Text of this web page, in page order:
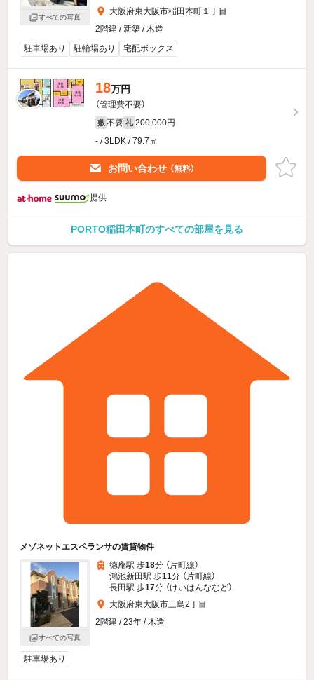
すべての写真
大阪府東大阪市稲田本町１丁目
2階建 / 新築 / 木造
駐車場あり
駐輪場あり 宅配ボックス
18万円
（管理費不要）
敷 不要 礼 200,000円
- / 3LDK / 79.7㎡
お問い合わせ （無料）
提供
PORTO稲田本町のすべての部屋を見る
メゾネットエスペランサの賃貸物件
すべての写真
徳庵駅 歩18分 （片町線）
鴻池新田駅 歩11分 （片町線）
長田駅 歩17分 （けいはんななど）
大阪府東大阪市三島2丁目
2階建 / 23年 / 木造
駐車場あり